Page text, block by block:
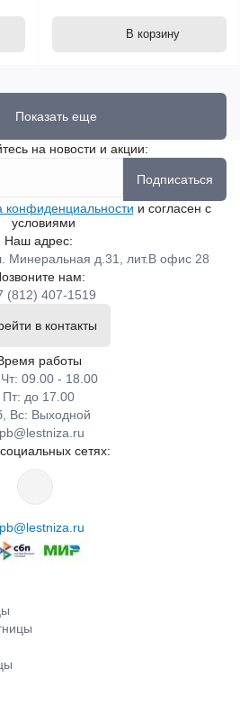
В корзину
Показать еще
на новости и акции:
Подписаться
конфиденциальности и согласен с
условиями
Наш адрес:
Минеральная д.31, лит.В офис 28
нам:
(812) 407-1519
в контакты
работы
09.00 - 18.00
Пт: до 17.00
Вс: Выходной
сетях: